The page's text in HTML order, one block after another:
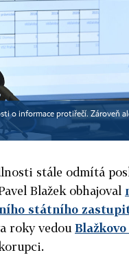
o informace protiřečí. Zároveň
stále odmítá
Blažek obhajoval
státního
roky vedou